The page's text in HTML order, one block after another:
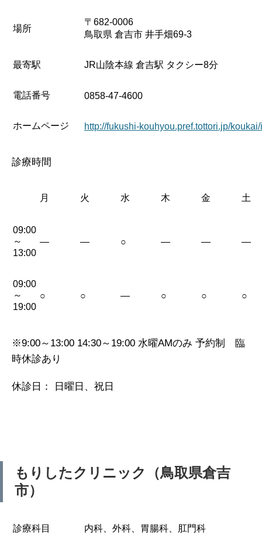
場所
〒682-0006
鳥取県 倉吉市 井手畑69-3
最寄駅 JR山陰本線 倉吉駅 タクシー8分
電話番号 0858-47-4600
ホームページ http://fukushi-kouhyou.pref.tottori.jp/
診療時間
月 火 水 木 金 土
09:00
～
13:00
— — ○ — — —
09:00
～
19:00
○ ○ — ○ ○ ○
※9:00～13:00 14:30～19:00 水曜AMのみ 予約制 臨
時休診あり
休診日： 日曜日、祝日
もりしたクリニック（鳥取県倉吉
市）
診療科目 内科、外科、胃腸科、肛門科